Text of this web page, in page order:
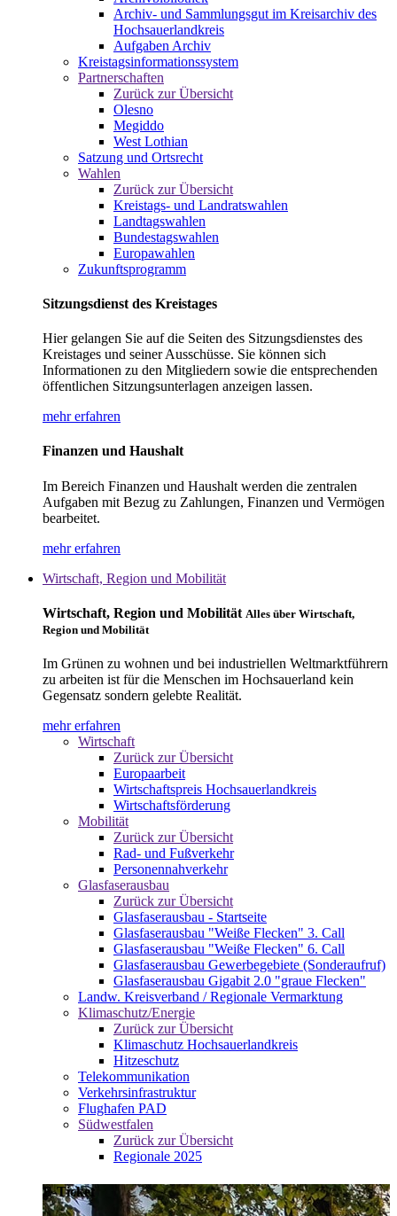
Archiv- und Sammlungsgut im Kreisarchiv des
Hochsauerlandkreis
Aufgaben Archiv
Kreistagsinformationssystem
Partnerschaften
Zurück zur Übersicht
Olesno
Megiddo
West Lothian
Satzung und Ortsrecht
Wahlen
Zurück zur Übersicht
Kreistags- und Landratswahlen
Landtagswahlen
Bundestagswahlen
Europawahlen
Zukunftsprogramm
Sitzungsdienst des Kreistages
Hier gelangen Sie auf die Seiten des Sitzungsdienstes des
Kreistages und seiner Ausschüsse. Sie können sich
Informationen zu den Mitgliedern sowie die entsprechenden
öffentlichen Sitzungsunterlagen anzeigen lassen.
mehr erfahren
Finanzen und Haushalt
Im Bereich Finanzen und Haushalt werden die zentralen
Aufgaben mit Bezug zu Zahlungen, Finanzen und Vermögen
bearbeitet.
mehr erfahren
Wirtschaft, Region und Mobilität
Wirtschaft, Region und Mobilität Alles über Wirtschaft,
Region und Mobilität
Im Grünen zu wohnen und bei industriellen Weltmarktführern
zu arbeiten ist für die Menschen im Hochsauerland kein
Gegensatz sondern gelebte Realität.
mehr erfahren
Wirtschaft
Zurück zur Übersicht
Europaarbeit
Wirtschaftspreis Hochsauerlandkreis
Wirtschaftsförderung
Mobilität
Zurück zur Übersicht
Rad- und Fußverkehr
Personennahverkehr
Glasfaserausbau
Zurück zur Übersicht
Glasfaserausbau - Startseite
Glasfaserausbau "Weiße Flecken" 3. Call
Glasfaserausbau "Weiße Flecken" 6. Call
Glasfaserausbau Gewerbegebiete (Sonderaufruf)
Glasfaserausbau Gigabit 2.0 "graue Flecken"
Landw. Kreisverband / Regionale Vermarktung
Klimaschutz/Energie
Zurück zur Übersicht
Klimaschutz Hochsauerlandkreis
Hitzeschutz
Telekommunikation
Verkehrsinfrastruktur
Flughafen PAD
Südwestfalen
Zurück zur Übersicht
Regionale 2025
E-Ticket